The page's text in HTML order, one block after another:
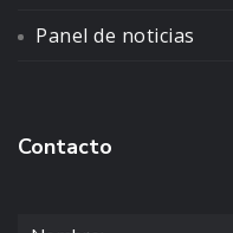
Panel de noticias
Contacto